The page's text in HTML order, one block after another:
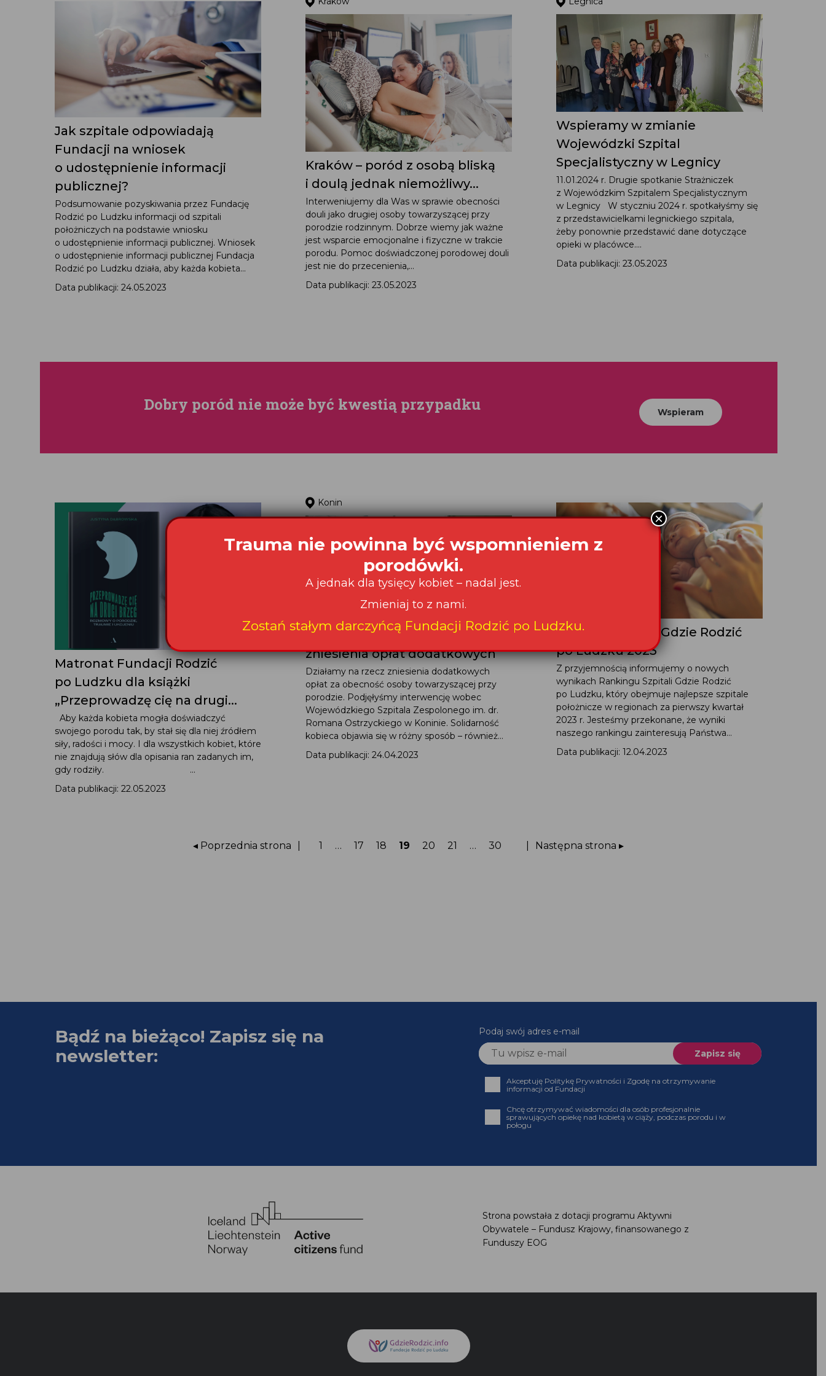
Jak szpitale odpowiadają
Fundacji na wniosek
o udostępnienie informacji
publicznej?
Podsumowanie pozyskiwania przez Fundację
Rodzić po Ludzku informacji od szpitali
położniczych na podstawie wniosku
o udostępnienie informacji publicznej. Wniosek
o udostępnienie informacji publicznej Fundacja
Rodzić po Ludzku działa, aby każda kobieta...
Data publikacji: 24.05.2023
Kraków – poród z osobą bliską
i doulą jednak niemożliwy...
Interweniujemy dla Was w sprawie obecności
douli jako drugiej osoby towarzyszącej przy
porodzie rodzinnym. Dobrze wiemy jak ważne
jest wsparcie emocjonalne i fizyczne w trakcie
porodu. Pomoc doświadczonej porodowej douli
jest nie do przecenienia,...
Data publikacji: 23.05.2023
Wspieramy w zmianie
Wojewódzki Szpital
Specjalistyczny w Legnicy
11.01.2024 r. Drugie spotkanie Strażniczek
z Wojewódzkim Szpitalem Specjalistycznym
w Legnicy W styczniu 2024 r. spotkałyśmy się
z przedstawicielkami legnickiego szpitala,
żeby ponownie przedstawić dane dotyczące
opieki w placówce....
Data publikacji: 23.05.2023
Dobry poród nie może być kwestią przypadku Wspieram
Matronat Fundacji Rodzić
po Ludzku dla książki
„Przeprowadzę cię na drugi...
Aby każda kobieta mogła doświadczyć
swojego porodu tak, by stał się dla niej źródłem
siły, radości i mocy. I dla wszystkich kobiet, które
nie znajdują słów dla opisania ran zadanych im,
gdy rodziły. ...
Data publikacji: 22.05.2023
Konin
interweniujemy w sprawie
zniesienia opłat dodatkowych
Działamy na rzecz zniesienia dodatkowych
opłat za obecność osoby towarzyszącej przy
porodzie. Podjęłyśmy interwencję wobec
Wojewódzkiego Szpitala Zespolonego im. dr.
Romana Ostrzyckiego w Koninie. Solidarność
kobieca objawia się w różny sposób – również...
Data publikacji: 24.04.2023
Ranking Szpitali Gdzie Rodzić
po Ludzku 2023
Z przyjemnością informujemy o nowych
wynikach Rankingu Szpitali Gdzie Rodzić
po Ludzku, który obejmuje najlepsze szpitale
położnicze w regionach za pierwszy kwartał
2023 r. Jesteśmy przekonane, że wyniki
naszego rankingu zainteresują Państwa...
Data publikacji: 12.04.2023
◂ Poprzednia strona Strona
1 … Strona
17 Strona
18 Strona
19 Strona
20 Strona
21 … Strona
30 Następna strona ▸
Bądź na bieżąco! Zapisz się na
newsletter:
Podaj swój adres e-mail
Akceptuję Politykę Prywatności i Zgodę na otrzymywanie
informacji od Fundacji
Chcę otrzymywać wiadomości dla osób profesjonalnie
sprawujących opiekę nad kobietą w ciąży, podczas porodu i w
połogu
Strona powstała z dotacji programu Aktywni
Obywatele – Fundusz Krajowy, finansowanego z
Funduszy EOG
Trauma nie powinna być wspomnieniem z
porodówki.
A jednak dla tysięcy kobiet – nadal jest.
Zmieniaj to z nami.
Zostań stałym darczyńcą Fundacji Rodzić po Ludzku.
×